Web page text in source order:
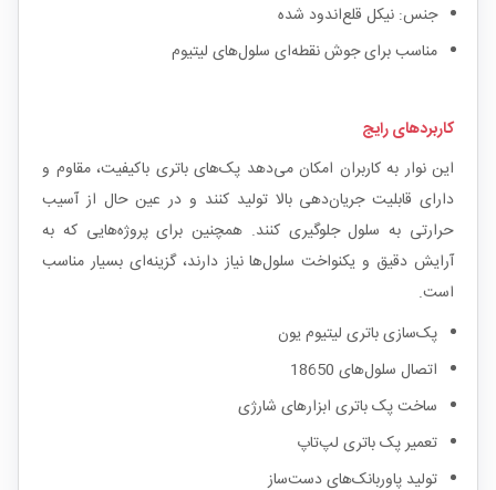
جنس: نیکل قلع‌اندود شده
مناسب برای جوش نقطه‌ای سلول‌های لیتیوم
کاربردهای رایج
این نوار به کاربران امکان می‌دهد پک‌های باتری باکیفیت، مقاوم و
دارای قابلیت جریان‌دهی بالا تولید کنند و در عین حال از آسیب
حرارتی به سلول جلوگیری کنند. همچنین برای پروژه‌هایی که به
آرایش دقیق و یکنواخت سلول‌ها نیاز دارند، گزینه‌ای بسیار مناسب
است.
پک‌سازی باتری لیتیوم یون
اتصال سلول‌های 18650
ساخت پک باتری ابزارهای شارژی
تعمیر پک باتری لپ‌تاپ
تولید پاوربانک‌های دست‌ساز